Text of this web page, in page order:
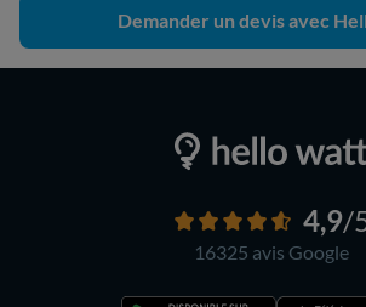
Demander un devis avec
4,9/
16325 avis Google